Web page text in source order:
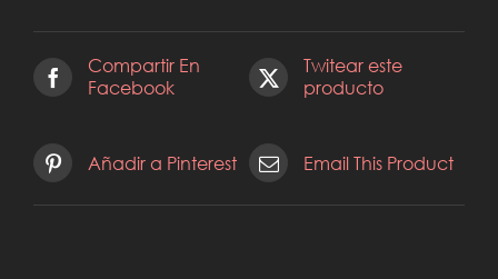
Compartir En
Facebook
Twitear este
producto
Añadir a Pinterest Email This Product